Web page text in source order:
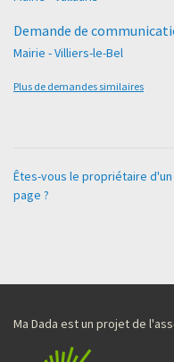
Demande de
Mairie - Villiers-le-Bel
Plus de demandes similaires
Êtes-vous le propriétaire
page ?
Ma Dada est un projet de